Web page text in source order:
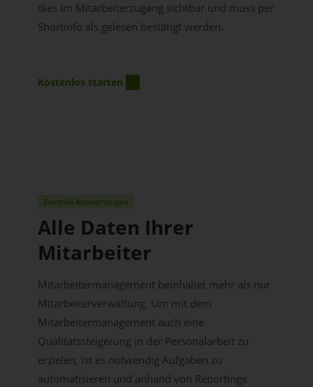
dies im Mitarbeiterzugang sichtbar und muss per
Shortinfo als gelesen bestätigt werden.
Kostenlos starten
Zentrale Auswertungen
Alle Daten Ihrer
Mitarbeiter
Mitarbeitermanagement beinhaltet mehr als nur
Mitarbeiterverwaltung. Um mit dem
Mitarbeitermanagement auch eine
Qualitätssteigerung in der Personalarbeit zu
erzielen, ist es notwendig Aufgaben zu
automatisieren und anhand von Reportings